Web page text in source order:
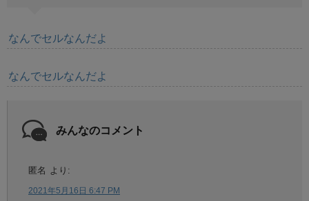
なんでセルなんだよ
なんでセルなんだよ
みんなのコメント
匿名 より:
2021年5月16日 6:47 PM